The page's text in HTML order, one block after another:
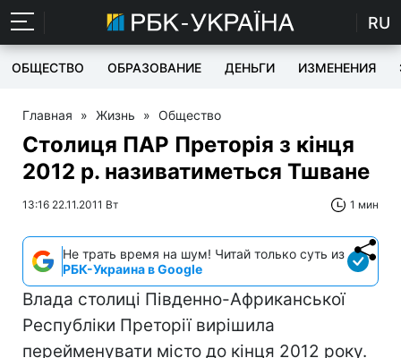
RU
ОБЩЕСТВО ОБРАЗОВАНИЕ ДЕНЬГИ ИЗМЕНЕНИЯ
Главная » Жизнь » Общество
Столиця ПАР Преторія з кінця
2012 р. називатиметься Тшване
13:16 22.11.2011 Вт 1 мин
Не трать время на шум! Читай только суть из
РБК-Украина в Google
Влада столиці Південно-Африканської
Республіки Преторії вирішила
перейменувати місто до кінця 2012 року.